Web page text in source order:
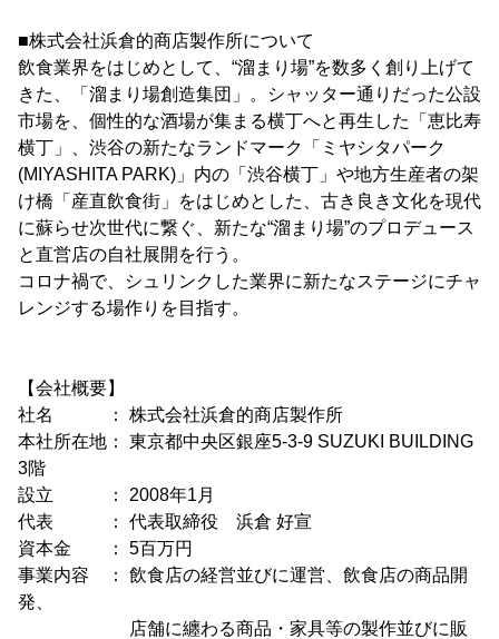
■株式会社浜倉的商店製作所について
飲食業界をはじめとして、“溜まり場”を数多く創り上げて
きた、「溜まり場創造集団」。シャッター通りだった公設
市場を、個性的な酒場が集まる横丁へと再生した「恵比寿
横丁」、渋谷の新たなランドマーク「ミヤシタパーク
(MIYASHITA PARK)」内の「渋谷横丁」や地方生産者の架
け橋「産直飲食街」をはじめとした、古き良き文化を現代
に蘇らせ次世代に繋ぐ、新たな“溜まり場”のプロデュース
と直営店の自社展開を行う。
コロナ禍で、シュリンクした業界に新たなステージにチャ
レンジする場作りを目指す。
【会社概要】
社名 ： 株式会社浜倉的商店製作所
本社所在地： 東京都中央区銀座5-3-9 SUZUKI BUILDING
3階
設立 ： 2008年1月
代表 ： 代表取締役 浜倉 好宣
資本金 ： 5百万円
事業内容 ： 飲食店の経営並びに運営、飲食店の商品開
発、
店舗に纏わる商品・家具等の製作並びに販